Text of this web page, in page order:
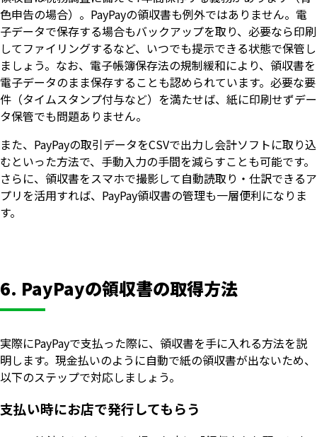
色申告の場合）。PayPayの領収書も例外ではありません。電
子データで保存する場合もバックアップを取り、必要なら印刷
してファイリングするなど、いつでも提示できる状態で保管し
ましょう。なお、電子帳簿保存法の規制緩和により、領収書を
電子データのまま保存することも認められています。必要な要
件（タイムスタンプ付与など）を満たせば、紙に印刷せずデー
タ保管でも問題ありません。
また、PayPayの取引データをCSVで出力し会計ソフトに取り込
むといった方法で、手動入力の手間を減らすことも可能です。
さらに、領収書をスマホで撮影して自動読取り・仕訳できるア
プリを活用すれば、PayPay領収書の管理も一層便利になりま
す。
6. PayPayの領収書の取得方法
実際にPayPayで支払った際に、領収書を手に入れる方法を説
明します。現金払いのように自動で紙の領収書が出ないため、
以下のステップで対応しましょう。
支払い時にお店で発行してもらう